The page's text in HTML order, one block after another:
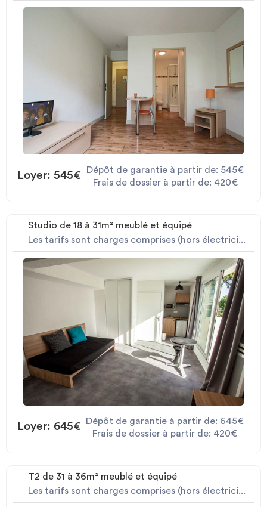
Loyer: 545€
Dépôt de garantie à partir de: 545€
Frais de dossier à partir de: 420€
Studio de 18 à 31m² meublé et équipé
Les tarifs sont charges comprises (hors électrici...
Loyer: 645€
Dépôt de garantie à partir de: 645€
Frais de dossier à partir de: 420€
T2 de 31 à 36m² meublé et équipé
Les tarifs sont charges comprises (hors électrici...